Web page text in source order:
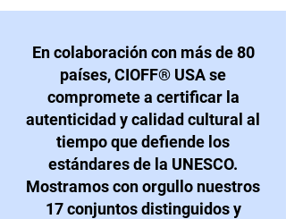
En colaboración con más de 80
países, CIOFF® USA se
compromete a certificar la
autenticidad y calidad cultural al
tiempo que defiende los
estándares de la UNESCO.
Mostramos con orgullo nuestros
17 conjuntos distinguidos y